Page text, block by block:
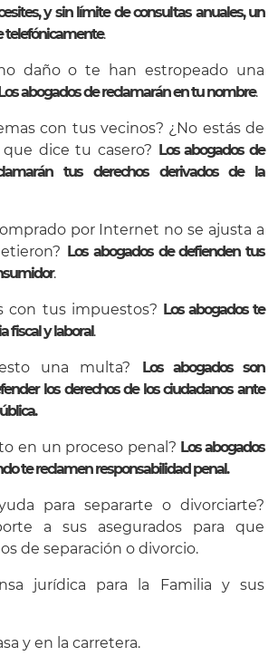
y sin límite de consultas anuales, un
telefónicamente.
daño o te han estropeado una
abogados de reclamarán en tu nombre.
con tus vecinos? ¿No estás de
dice tu casero? Los abogados de
tus derechos derivados de la
por Internet no se ajusta a
Los abogados de defienden tus
.
con tus impuestos? Los abogados te
fiscal y laboral.
una multa? Los abogados son
los derechos de los ciudadanos ante
en un proceso penal? Los abogados
te reclamen responsabilidad penal.
para separarte o divorciarte?
a sus asegurados para que
de separación o divorcio.
jurídica para la Familia y sus
y en la carretera.